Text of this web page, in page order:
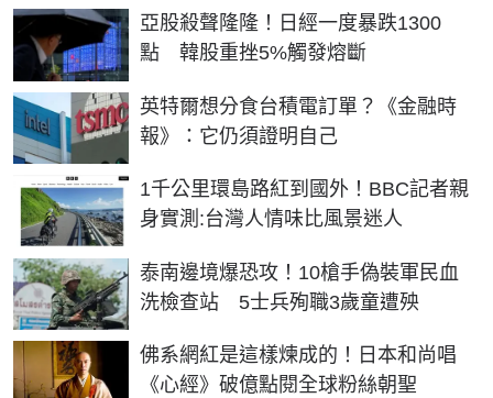
亞股殺聲隆隆！日經一度暴跌1300
點 韓股重挫5%觸發熔斷
英特爾想分食台積電訂單？《金融時
報》：它仍須證明自己
1千公里環島路紅到國外！BBC記者親
身實測:台灣人情味比風景迷人
泰南邊境爆恐攻！10槍手偽裝軍民血
洗檢查站 5士兵殉職3歲童遭殃
佛系網紅是這樣煉成的！日本和尚唱
《心經》破億點閱全球粉絲朝聖